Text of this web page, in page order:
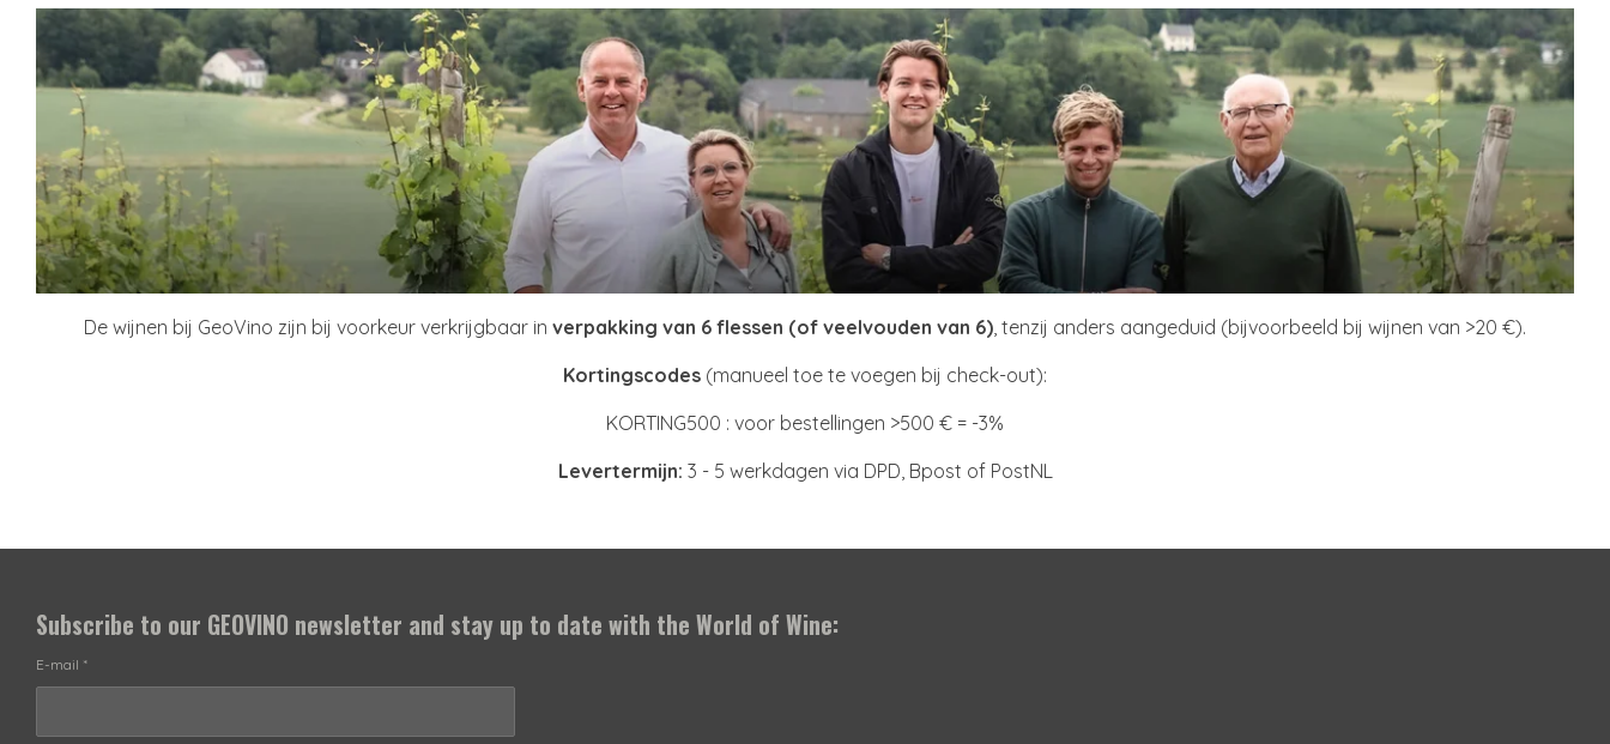
e
e
e
De wijnen bij GeoVino zijn bij voorkeur verkrijgbaar in verpakking van 6 flessen (of veelvouden van 6) , tenzij anders aangeduid (bijvoorbeeld bij wijnen van >20 €).
Kortingscodes (manueel toe te voegen bij check-out):
KORTING500 : voor bestellingen >500 € = -3%
Levertermijn: 3 - 5 werkdagen via DPD, Bpost of PostNL
Subscribe to our GEOVINO newsletter and stay up to date with the World of Wine:
E-mail *